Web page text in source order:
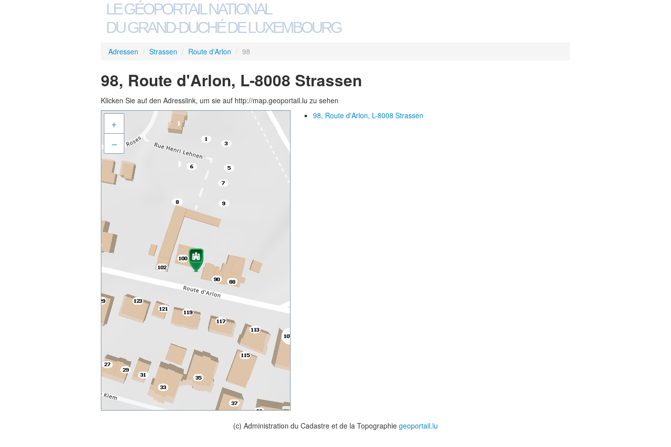
LE GÉOPORTAIL NATIONAL
DU GRAND-DUCHÉ DE LUXEMBOURG
Adressen / Strassen / Route d'Arlon / 98
98, Route d'Arlon, L-8008 Strassen
Klicken Sie auf den Adresslink, um sie auf http://map.geoportail.lu zu sehen
+
–
98, Route d'Arlon, L-8008 Strassen
(c) Administration du Cadastre et de la Topographie geoportail.lu